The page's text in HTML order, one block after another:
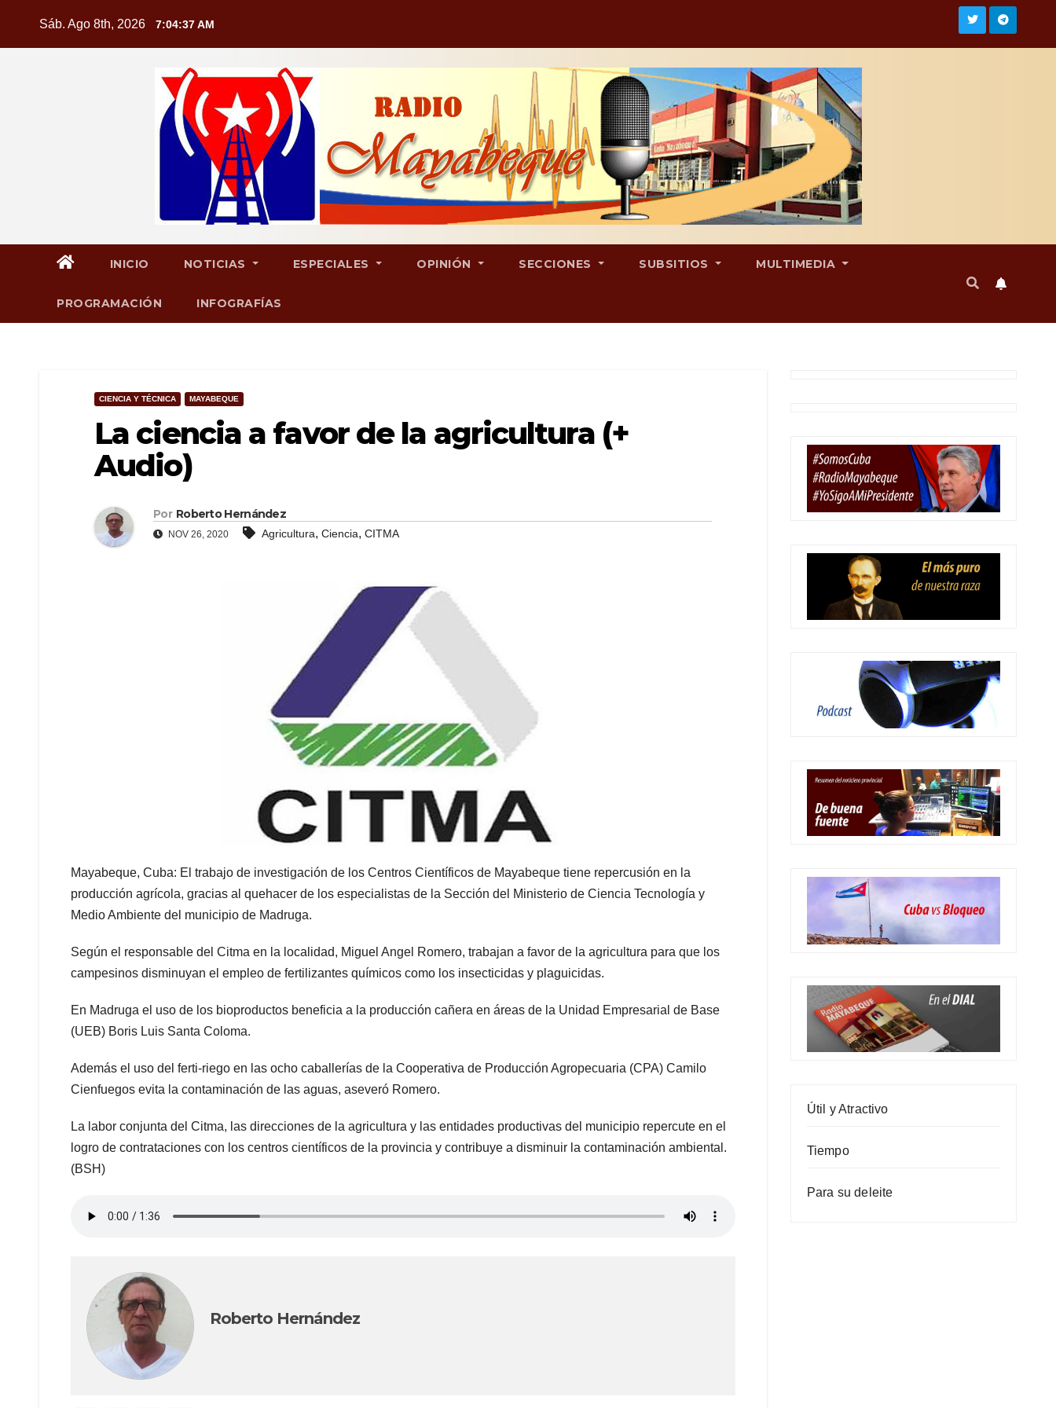
Sáb. Ago 8th, 2026 7:04:38 AM
INICIO NOTICIAS ESPECIALES OPINIÓN SECCIONES SUBSITIOS MULTIMEDIA
PROGRAMACIÓN INFOGRAFÍAS
CIENCIA Y TÉCNICA MAYABEQUE
La ciencia a favor de la agricultura (+
Audio)
Por Roberto Hernández
NOV 26, 2020 Agricultura, Ciencia, CITMA
Mayabeque, Cuba: El trabajo de investigación de los Centros Científicos de Mayabeque tiene repercusión en la
producción agrícola, gracias al quehacer de los especialistas de la Sección del Ministerio de Ciencia Tecnología y
Medio Ambiente del municipio de Madruga.
Según el responsable del Citma en la localidad, Miguel Angel Romero, trabajan a favor de la agricultura para que los
campesinos disminuyan el empleo de fertilizantes químicos como los insecticidas y plaguicidas.
En Madruga el uso de los bioproductos beneficia a la producción cañera en áreas de la Unidad Empresarial de Base
(UEB) Boris Luis Santa Coloma.
Además el uso del ferti-riego en las ocho caballerías de la Cooperativa de Producción Agropecuaria (CPA) Camilo
Cienfuegos evita la contaminación de las aguas, aseveró Romero.
La labor conjunta del Citma, las direcciones de la agricultura y las entidades productivas del municipio repercute en el
logro de contrataciones con los centros científicos de la provincia y contribuye a disminuir la contaminación ambiental.
(BSH)
Roberto Hernández
Útil y Atractivo
Tiempo
Para su deleite